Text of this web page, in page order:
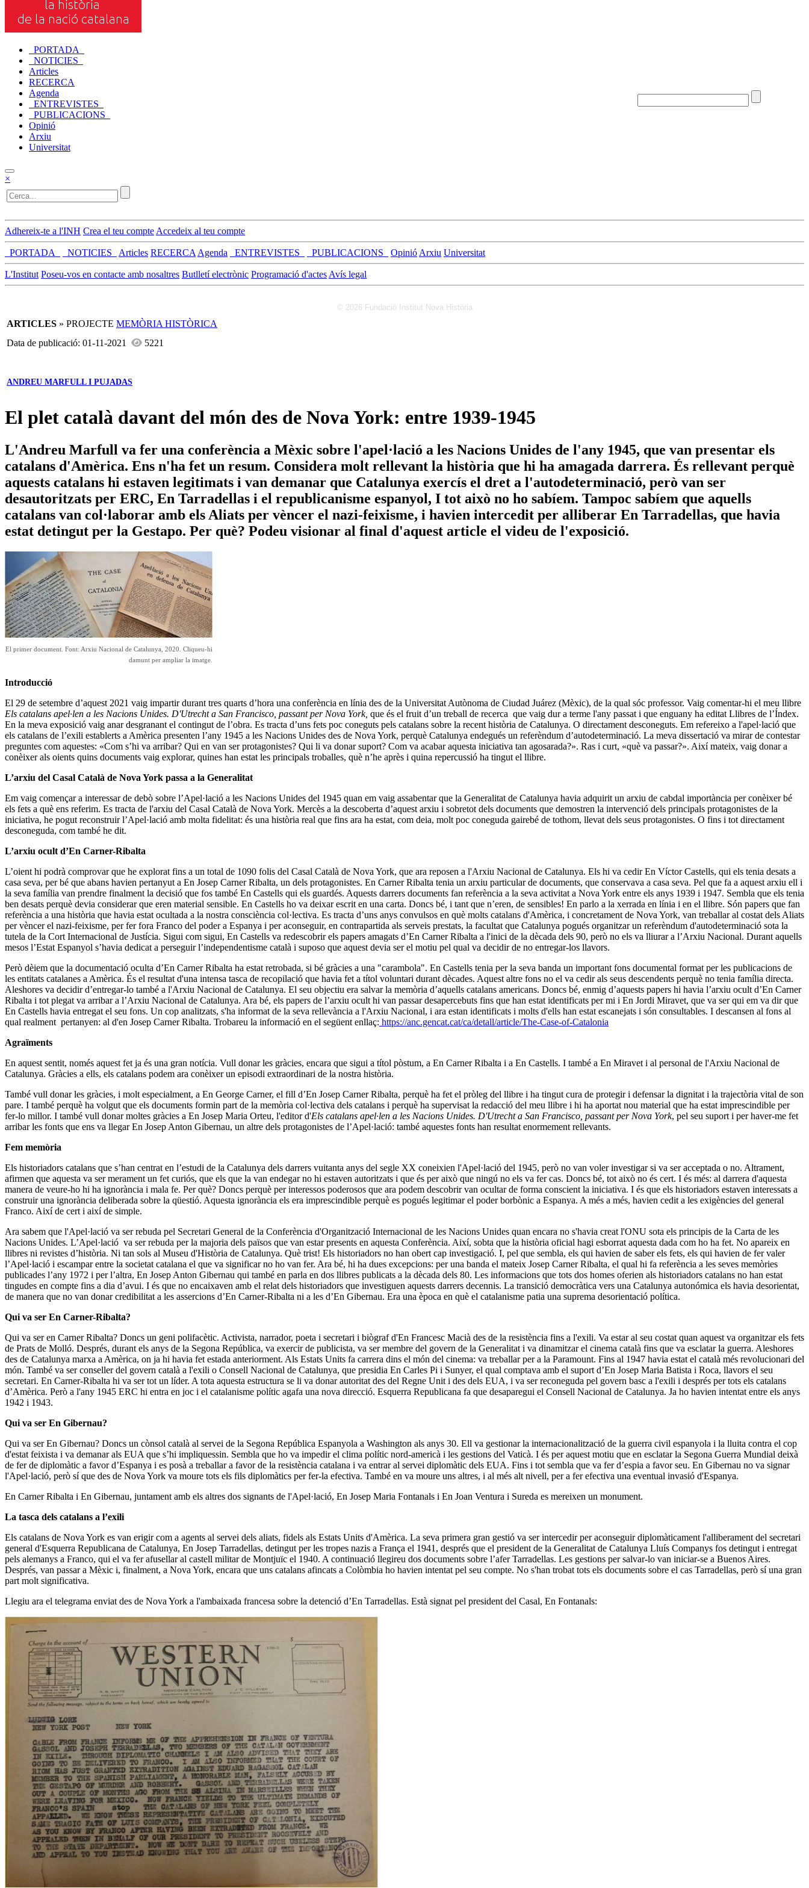
_PORTADA_
_NOTICIES_
Articles
RECERCA
Agenda
_ENTREVISTES_
_PUBLICACIONS_
Opinió
Arxiu
Universitat
×
Adhereix-te a l'INH Crea el teu compte Accedeix al teu compte
_PORTADA_ _NOTICIES_ Articles RECERCA Agenda _ENTREVISTES_ _PUBLICACIONS_ Opinió Arxiu Universitat
L'Institut Poseu-vos en contacte amb nosaltres Butlletí electrònic Programació d'actes Avís legal
© 2026 Fundació Institut Nova Història
ARTICLES » PROJECTE MEMÒRIA HISTÒRICA
Data de publicació: 01-11-2021
5221
ANDREU MARFULL I PUJADAS
El plet català davant del món des de Nova York: entre 1939-1945
L'Andreu Marfull va fer una conferència a Mèxic sobre l'apel·lació a les Nacions Unides de l'any 1945, que van presentar els
catalans d'Amèrica. Ens n'ha fet un resum. Considera molt rellevant la història que hi ha amagada darrera. És rellevant perquè
aquests catalans hi estaven legitimats i van demanar que Catalunya exercís el dret a l'autodeterminació, però van ser
desautoritzats per ERC, En Tarradellas i el republicanisme espanyol, I tot això no ho sabíem. Tampoc sabíem que aquells
catalans van col·laborar amb els Aliats per vèncer el nazi-feixisme, i havien intercedit per alliberar En Tarradellas, que havia
estat detingut per la Gestapo. Per què? Podeu visionar al final d'aquest article el videu de l'exposició.
El primer document. Font: Arxiu Nacional de Catalunya, 2020. Cliqueu-hi
damunt per ampliar la imatge.
Introducció
El 29 de setembre d’aquest 2021 vaig impartir durant tres quarts d’hora una conferència en línia des de la Universitat Autònoma de Ciudad Juárez (Mèxic), de la qual sóc professor. Vaig comentar-hi el meu llibre
Els catalans apel·len a les Nacions Unides. D'Utrecht a San Francisco, passant per Nova York, que és el fruit d’un treball de recerca que vaig dur a terme l'any passat i que enguany ha editat Llibres de l’Índex.
En la meva exposició vaig anar desgranant el contingut de l’obra. Es tracta d’uns fets poc coneguts pels catalans sobre la recent història de Catalunya. O directament desconeguts. Em refereixo a l'apel·lació que
els catalans de l’exili establerts a Amèrica presenten l’any 1945 a les Nacions Unides des de Nova York, perquè Catalunya endegués un referèndum d’autodeterminació. La meva dissertació va mirar de contestar
preguntes com aquestes: «Com s’hi va arribar? Qui en van ser protagonistes? Qui li va donar suport? Com va acabar aquesta iniciativa tan agosarada?». Ras i curt, «què va passar?». Així mateix, vaig donar a
conèixer als oients quins documents vaig explorar, quines han estat les principals troballes, què n’he après i quina repercussió ha tingut el llibre.
L’arxiu del Casal Català de Nova York passa a la Generalitat
Em vaig començar a interessar de debò sobre l’Apel·lació a les Nacions Unides del 1945 quan em vaig assabentar que la Generalitat de Catalunya havia adquirit un arxiu de cabdal importància per conèixer bé
els fets a què ens referim. Es tracta de l'arxiu del Casal Català de Nova York. Mercès a la descoberta d’aquest arxiu i sobretot dels documents que demostren la intervenció dels principals protagonistes de la
iniciativa, he pogut reconstruir l’Apel·lació amb molta fidelitat: és una història real que fins ara ha estat, com deia, molt poc coneguda gairebé de tothom, llevat dels seus protagonistes. O fins i tot directament
desconeguda, com també he dit.
L’arxiu ocult d’En Carner-Ribalta
L’oient hi podrà comprovar que he explorat fins a un total de 1090 folis del Casal Català de Nova York, que ara reposen a l'Arxiu Nacional de Catalunya. Els hi va cedir En Víctor Castells, qui els tenia desats a
casa seva, per bé que abans havien pertanyut a En Josep Carner Ribalta, un dels protagonistes. En Carner Ribalta tenia un arxiu particular de documents, que conservava a casa seva. Pel que fa a aquest arxiu ell i
la seva família van prendre finalment la decisió que fos també En Castells qui els guardés. Aquests darrers documents fan referència a la seva activitat a Nova York entre els anys 1939 i 1947. Sembla que els tenia
ben desats perquè devia considerar que eren material sensible. En Castells ho va deixar escrit en una carta. Doncs bé, i tant que n’eren, de sensibles! En parlo a la xerrada en línia i en el llibre. Són papers que fan
referència a una història que havia estat ocultada a la nostra consciència col·lectiva. Es tracta d’uns anys convulsos en què molts catalans d'Amèrica, i concretament de Nova York, van treballar al costat dels Aliats
per vèncer el nazi-feixisme, per fer fora Franco del poder a Espanya i per aconseguir, en contrapartida als serveis prestats, la facultat que Catalunya pogués organitzar un referèndum d'autodeterminació sota la
tutela de la Cort Internacional de Justícia. Sigui com sigui, En Castells va redescobrir els papers amagats d’En Carner Ribalta a l'inici de la dècada dels 90, però no els va lliurar a l’Arxiu Nacional. Durant aquells
mesos l’Estat Espanyol s’havia dedicat a perseguir l’independentisme català i suposo que aquest devia ser el motiu pel qual va decidir de no entregar-los llavors.
Però dèiem que la documentació oculta d’En Carner Ribalta ha estat retrobada, si bé gràcies a una "carambola". En Castells tenia per la seva banda un important fons documental format per les publicacions de
les entitats catalanes a Amèrica. És el resultat d'una intensa tasca de recopilació que havia fet a títol voluntari durant dècades. Aquest altre fons no el va cedir als seus descendents perquè no tenia família directa.
Aleshores va decidir d’entregar-lo també a l'Arxiu Nacional de Catalunya. El seu objectiu era salvar la memòria d’aquells catalans americans. Doncs bé, enmig d’aquests papers hi havia l’arxiu ocult d’En Carner
Ribalta i tot plegat va arribar a l’Arxiu Nacional de Catalunya. Ara bé, els papers de l’arxiu ocult hi van passar desapercebuts fins que han estat identificats per mi i En Jordi Miravet, que va ser qui em va dir que
En Castells havia entregat el seu fons. Un cop analitzats, s'ha informat de la seva rellevància a l'Arxiu Nacional, i ara estan identificats i molts d'ells han estat escanejats i són consultables. I descansen al fons al
qual realment pertanyen: al d'en Josep Carner Ribalta. Trobareu la informació en el següent enllaç: https://anc.gencat.cat/ca/detall/article/The-Case-of-Catalonia
Agraïments
En aquest sentit, només aquest fet ja és una gran notícia. Vull donar les gràcies, encara que sigui a títol pòstum, a En Carner Ribalta i a En Castells. I també a En Miravet i al personal de l'Arxiu Nacional de
Catalunya. Gràcies a ells, els catalans podem ara conèixer un episodi extraordinari de la nostra història.
També vull donar les gràcies, i molt especialment, a En George Carner, el fill d’En Josep Carner Ribalta, perquè ha fet el pròleg del llibre i ha tingut cura de protegir i defensar la dignitat i la trajectòria vital de son
pare. I també perquè ha volgut que els documents formin part de la memòria col·lectiva dels catalans i perquè ha supervisat la redacció del meu llibre i hi ha aportat nou material que ha estat imprescindible per
fer-lo millor. I també vull donar moltes gràcies a En Josep Maria Orteu, l'editor d'Els catalans apel·len a les Nacions Unides. D'Utrecht a San Francisco, passant per Nova York, pel seu suport i per haver-me fet
arribar les fonts que ens va llegar En Josep Anton Gibernau, un altre dels protagonistes de l’Apel·lació: també aquestes fonts han resultat enormement rellevants.
Fem memòria
Els historiadors catalans que s’han centrat en l’estudi de la Catalunya dels darrers vuitanta anys del segle XX coneixien l'Apel·lació del 1945, però no van voler investigar si va ser acceptada o no. Altrament,
afirmen que aquesta va ser merament un fet curiós, que els que la van endegar no hi estaven autoritzats i que és per això que ningú no els va fer cas. Doncs bé, tot això no és cert. I és més: al darrera d'aquesta
manera de veure-ho hi ha ignorància i mala fe. Per què? Doncs perquè per interessos poderosos que ara podem descobrir van ocultar de forma conscient la iniciativa. I és que els historiadors estaven interessats a
construir una ignorància deliberada sobre la qüestió. Aquesta ignorància els era imprescindible perquè es pogués legitimar el poder borbònic a Espanya. A més a més, havien cedit a les exigències del general
Franco. Així de cert i així de simple.
Ara sabem que l'Apel·lació va ser rebuda pel Secretari General de la Conferència d'Organització Internacional de les Nacions Unides quan encara no s'havia creat l'ONU sota els principis de la Carta de les
Nacions Unides. L’Apel·lació va ser rebuda per la majoria dels països que van estar presents en aquesta Conferència. Així, sobta que la història oficial hagi esborrat aquesta dada com ho ha fet. No apareix en
llibres ni revistes d’història. Ni tan sols al Museu d'Història de Catalunya. Què trist! Els historiadors no han obert cap investigació. I, pel que sembla, els qui havien de saber els fets, els qui havien de fer valer
l’Apel·lació i escampar entre la societat catalana el que va significar no ho van fer. Ara bé, hi ha dues excepcions: per una banda el mateix Josep Carner Ribalta, el qual hi fa referència a les seves memòries
publicades l’any 1972 i per l’altra, En Josep Anton Gibernau qui també en parla en dos llibres publicats a la dècada dels 80. Les informacions que tots dos homes oferien als historiadors catalans no han estat
tingudes en compte fins a dia d’avui. I és que no encaixaven amb el relat dels historiadors que investiguen aquests darrers decennis. La transició democràtica vers una Catalunya autonómica els havia desorientat,
de manera que no van donar credibilitat a les assercions d’En Carner-Ribalta ni a les d’En Gibernau. Era una època en què el catalanisme patia una suprema desorientació política.
Qui va ser En Carner-Ribalta?
Qui va ser en Carner Ribalta? Doncs un geni polifacètic. Activista, narrador, poeta i secretari i biògraf d'En Francesc Macià des de la resistència fins a l'exili. Va estar al seu costat quan aquest va organitzar els fets
de Prats de Molló. Després, durant els anys de la Segona República, va exercir de publicista, va ser membre del govern de la Generalitat i va dinamitzar el cinema català fins que va esclatar la guerra. Aleshores
des de Catalunya marxa a Amèrica, on ja hi havia fet estada anteriorment. Als Estats Units fa carrera dins el món del cinema: va treballar per a la Paramount. Fins al 1947 havia estat el català més revolucionari del
món. També va ser conseller del govern català a l'exili o Consell Nacional de Catalunya, que presidia En Carles Pi i Sunyer, el qual comptava amb el suport d’En Josep Maria Batista i Roca, llavors el seu
secretari. En Carner-Ribalta hi va ser tot un líder. A tota aquesta estructura se li va donar autoritat des del Regne Unit i des dels EUA, i va ser reconeguda pel govern basc a l'exili i després per tots els catalans
d’Amèrica. Però a l'any 1945 ERC hi entra en joc i el catalanisme polític agafa una nova direcció. Esquerra Republicana fa que desaparegui el Consell Nacional de Catalunya. Ja ho havien intentat entre els anys
1942 i 1943.
Qui va ser En Gibernau?
Qui va ser En Gibernau? Doncs un cònsol català al servei de la Segona República Espanyola a Washington als anys 30. Ell va gestionar la internacionalització de la guerra civil espanyola i la lluita contra el cop
d'estat feixista i va demanar als EUA que s’hi impliquessin. Sembla que ho va impedir el clima polític nord-americà i les gestions del Vaticà. I és per aquest motiu que en esclatar la Segona Guerra Mundial deixà
de fer de diplomàtic a favor d’Espanya i es posà a treballar a favor de la resistència catalana i va entrar al servei diplomàtic dels EUA. Fins i tot sembla que va fer d’espia a favor seu. En Gibernau no va signar
l'Apel·lació, però sí que des de Nova York va moure tots els fils diplomàtics per fer-la efectiva. També en va moure uns altres, i al més alt nivell, per a fer efectiva una eventual invasió d'Espanya.
En Carner Ribalta i En Gibernau, juntament amb els altres dos signants de l'Apel·lació, En Josep Maria Fontanals i En Joan Ventura i Sureda es mereixen un monument.
La tasca dels catalans a l’exili
Els catalans de Nova York es van erigir com a agents al servei dels aliats, fidels als Estats Units d'Amèrica. La seva primera gran gestió va ser intercedir per aconseguir diplomàticament l'alliberament del secretari
general d'Esquerra Republicana de Catalunya, En Josep Tarradellas, detingut per les tropes nazis a França el 1941, després que el president de la Generalitat de Catalunya Lluís Companys fos detingut i entregat
pels alemanys a Franco, qui el va fer afusellar al castell militar de Montjuïc el 1940. A continuació llegireu dos documents sobre l’afer Tarradellas. Les gestions per salvar-lo van iniciar-se a Buenos Aires.
Després, van passar a Mèxic i, finalment, a Nova York, encara que uns catalans afincats a Colòmbia ho havien intentat pel seu compte. No s'han trobat tots els documents sobre el cas Tarradellas, però sí una gran
part molt significativa.
Llegiu ara el telegrama enviat des de Nova York a l'ambaixada francesa sobre la detenció d’En Tarradellas. Està signat pel president del Casal, En Fontanals: